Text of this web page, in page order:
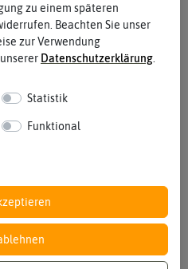
durch berühren
zu einem späteren
Beachten Sie unser
zur Verwendung
Daten­schutz­erklärung
Statistik
Funktional